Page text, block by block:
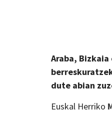
Araba,
dute abian
Euskal Herriko